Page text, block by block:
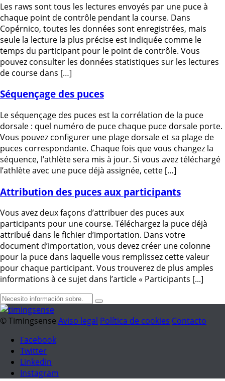
Les raws sont tous les lectures envoyés par une puce à
chaque point de contrôle pendant la course. Dans
Copérnico, toutes les données sont enregistrées, mais
seule la lecture la plus précise est indiquée comme le
temps du participant pour le point de contrôle. Vous
pouvez consulter les données statistiques sur les lectures
de course dans […]
Séquençage des puces
Le séquençage des puces est la corrélation de la puce
dorsale : quel numéro de puce chaque puce dorsale porte.
Vous pouvez configurer une plage dorsale et sa plage de
puces correspondante. Chaque fois que vous changez la
séquence, l’athlète sera mis à jour. Si vous avez téléchargé
l’athlète avec une puce déjà assignée, cette […]
Attribution des puces aux participants
Vous avez deux façons d’attribuer des puces aux
participants pour une course. Téléchargez la puce déjà
attribué dans le fichier d’importation. Dans votre
document d’importation, vous devez créer une colonne
pour la puce dans laquelle vous remplissez cette valeur
pour chaque participant. Vous trouverez de plus amples
informations à ce sujet dans l’article « Participants [...]
© Timingsense Aviso legal Política de cookies Contacto
Facebook
Twitter
Linkedin
Instagram